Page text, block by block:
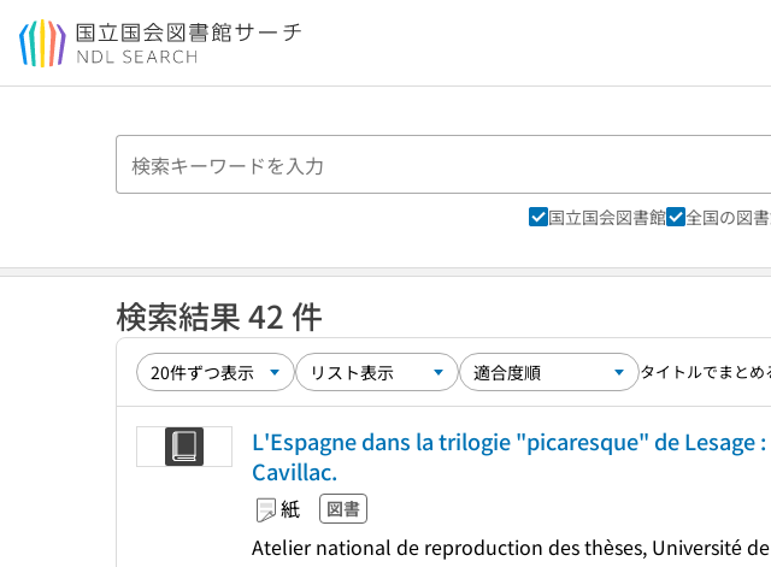
本文へ移動
国立国会図書館 全国の図
検索結果 42 件
タイトルでまとめ
L'Espagne dans la trilogie "picaresque" de
Cavillac.
紙 図書
Atelier national de reproduction des thèses, Université